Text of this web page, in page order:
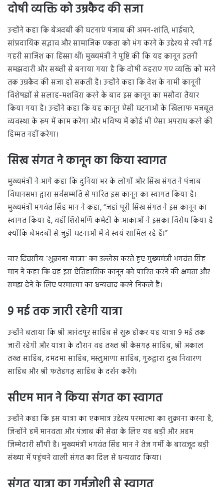
दोषी व्यक्ति को उम्रकैद की सजा
उन्होंने कहा कि बेअदबी की घटनाएं पंजाब की अमन-शांति, भाईचारे,
सांप्रदायिक सद्भाव और सामाजिक एकता को भंग करने के उद्देश्य से रची गई
गहरी साजिश का हिस्सा थीं। मुख्यमंत्री ने पुष्टि की कि यह कानून इतनी
समझदारी और सख्ती से बनाया गया है कि दोषी ठहराए गए व्यक्ति को मरने
तक उम्रकैद की सजा हो सकती है। उन्होंने कहा कि देश के नामी कानूनी
विशेषज्ञों से सलाह-मशविरा करने के बाद इस कानून का मसौदा तैयार
किया गया है। उन्होंने कहा कि यह कानून ऐसी घटनाओं के खिलाफ मजबूत
व्यवस्था के रूप में काम करेगा और भविष्य में कोई भी ऐसा अपराध करने की
हिम्मत नहीं करेगा।
सिख संगत ने कानून का किया स्वागत
मुख्यमंत्री ने आगे कहा कि दुनिया भर के लोगों और सिख संगत ने पंजाब
विधानसभा द्वारा सर्वसम्मति से पारित इस कानून का स्वागत किया है।
मुख्यमंत्री भगवंत सिंह मान ने कहा, “जहां पूरी सिख संगत ने इस कानून का
स्वागत किया है, वहीं शिरोमणि कमेटी के आकाओं ने इसका विरोध किया है
क्योंकि बेअदबी से जुड़ी घटनाओं में वे स्वयं शामिल रहे हैं।”
चार दिवसीय “शुक्राना यात्रा” का उल्लेख करते हुए मुख्यमंत्री भगवंत सिंह
मान ने कहा कि वह इस ऐतिहासिक कानून को पारित करने की क्षमता और
समझ देने के लिए परमात्मा का धन्यवाद करने निकले हैं।
9 मई तक जारी रहेगी यात्रा
उन्होंने बताया कि श्री आनंदपुर साहिब से शुरू होकर यह यात्रा 9 मई तक
जारी रहेगी और यात्रा के दौरान वह तख्त श्री केसगढ़ साहिब, श्री अकाल
तख्त साहिब, दमदमा साहिब, मस्तुआणा साहिब, गुरुद्वारा दुख निवारण
साहिब और श्री फतेहगढ़ साहिब के दर्शन करेंगे।
सीएम मान ने किया संगत का स्वागत
उन्होंने कहा कि इस यात्रा का एकमात्र उद्देश्य परमात्मा का शुक्राना करना है,
जिन्होंने हमें मानवता और पंजाब की सेवा के लिए यह बड़ी और अहम
जिम्मेदारी सौंपी है। मुख्यमंत्री भगवंत सिंह मान ने तेज गर्मी के बावजूद बड़ी
संख्या में पहुंचने वाली संगत का दिल से धन्यवाद किया।